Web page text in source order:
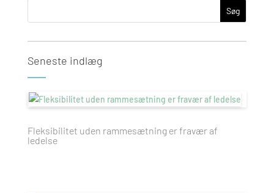
Seneste indlæg
Fleksibilitet uden rammesætning er fravær af
ledelse